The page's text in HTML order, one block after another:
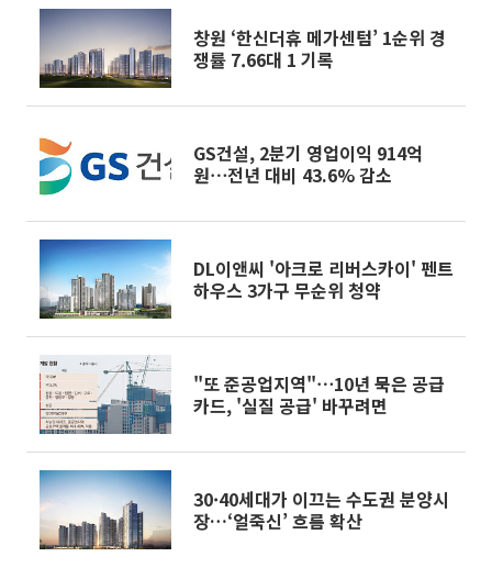
창원 ‘한신더휴 메가센텀’ 1순위 경
쟁률 7.66대 1 기록
GS건설, 2분기 영업이익 914억
원⋯전년 대비 43.6% 감소
DL이앤씨 '아크로 리버스카이' 펜트
하우스 3가구 무순위 청약
"또 준공업지역"⋯10년 묵은 공급
카드, '실질 공급' 바꾸려면
30·40세대가 이끄는 수도권 분양시
장…‘얼죽신’ 흐름 확산